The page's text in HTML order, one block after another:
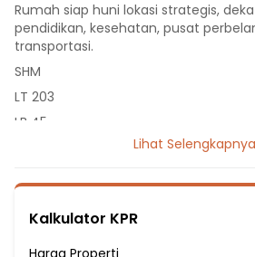
Rumah siap huni lokasi strategis,
pendidikan, kesehatan, pusat
transportasi.
SHM
LT 203
LB 45
Listrik 2200 VA
Sumber Air Tanah
Lihat Selengkapnya
Kalkulator KPR
Harga Properti